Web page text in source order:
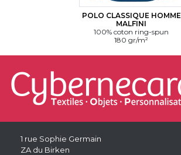
POLO CLASSIQUE HOMME
MALFINI
100% coton ring-spun
180 gr/m²
1 rue Sophie Germain
ZA du Birken